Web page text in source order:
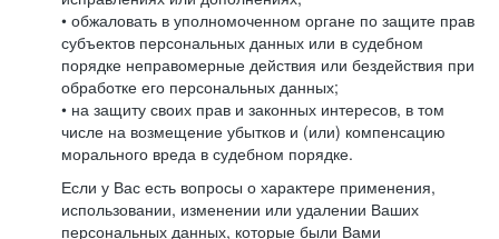
• обжаловать в уполномоченном органе по защите прав
субъектов персональных данных или в судебном
порядке неправомерные действия или бездействия при
обработке его персональных данных;
• на защиту своих прав и законных интересов, в том
числе на возмещение убытков и (или) компенсацию
морального вреда в судебном порядке.
Если у Вас есть вопросы о характере применения,
использовании, изменении или удалении Ваших
персональных данных, которые были Вами